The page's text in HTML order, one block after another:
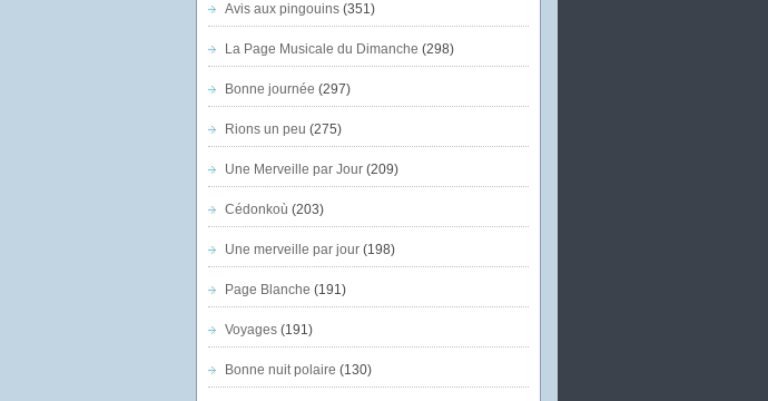
Avis aux pingouins(351)
La Page Musicale du Dimanche (298)
Bonne journée (297)
Rions un peu (275)
Une Merveille par Jour(209)
Cédonkoù (203)
Une merveille par jour(198)
Page Blanche (191)
Voyages(191)
Bonne nuit polaire (130)